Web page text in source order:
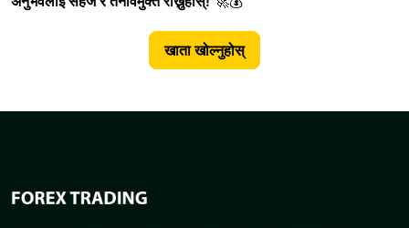
खाता खोल्नुहोस्